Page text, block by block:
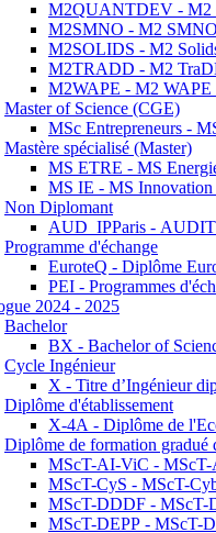
M2QUANTDEV - M2
M2SMNO - M2 SMNO
M2SOLIDS - M2
M2TRADD - M2
M2WAPE - M2 WAPE
Master of Science (CGE)
MSc Entrepreneurs -
Mastère spécialisé (Master)
MS ETRE - MS
MS IE - MS Innovation
Non Diplomant
AUD_IPParis -
Programme d'échange
EuroteQ - Diplôme
PEI - Programmes
2024 - 2025
Bachelor
BX - Bachelor of
Cycle Ingénieur
X - Titre d’Ingénieur
Diplôme d'établissement
X-4A - Diplôme de
Diplôme de formation
MScT-AI-ViC - MScT-
MScT-CyS - MScT-
MScT-DDDF - MScT-
MScT-DEPP - MScT-